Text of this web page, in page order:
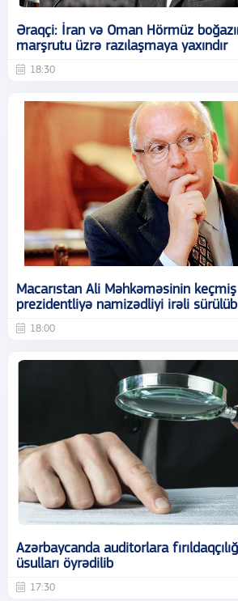
Əraqçi: İran və Oman Hörmüz
marşrutu üzrə razılaşmaya yaxındır
18:30
Macarıstan Ali Məhkəməsinin
prezidentliyə namizədliyi irəli sürülüb
18:00
Azərbaycanda auditorlara
üsulları öyrədilib
17:30